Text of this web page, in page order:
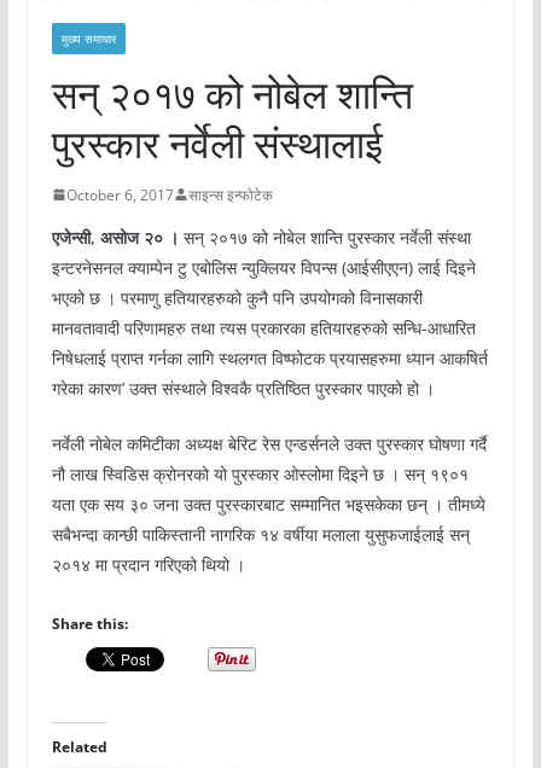
मुख्य समाचार
सन् २०१७ को नोबेल शान्ति
पुरस्कार नर्वेली संस्थालाई
October 6, 2017 साइन्स इन्फोटेक
एजेन्सी, असोज २० । सन् २०१७ को नोबेल शान्ति पुरस्कार नर्वेली संस्था
इन्टरनेसनल क्याम्पेन टु एबोलिस न्युक्लियर विपन्स (आईसीएएन) लाई दिइने
भएको छ । परमाणु हतियारहरुको कुनै पनि उपयोगको विनासकारी
मानवतावादी परिणामहरु तथा त्यस प्रकारका हतियारहरुको सन्धि-आधारित
निषेधलाई प्राप्त गर्नका लागि स्थलगत विष्फोटक प्रयासहरुमा ध्यान आकषिर्त
गरेका कारण’ उक्त संस्थाले विश्वकै प्रतिष्ठित पुरस्कार पाएको हो ।
नर्वेली नोबेल कमिटीका अध्यक्ष बेरिट रेस एन्डर्सनले उक्त पुरस्कार घोषणा गर्दै
नौ लाख स्विडिस क्रोनरको यो पुरस्कार ओस्लोमा दिइने छ । सन् १९०१
यता एक सय ३० जना उक्त पुरस्कारबाट सम्मानित भइसकेका छन् । तीमध्ये
सबैभन्दा कान्छी पाकिस्तानी नागरिक १४ वर्षीया मलाला युसुफजाईलाई सन्
२०१४ मा प्रदान गरिएको थियो ।
Share this:
Related